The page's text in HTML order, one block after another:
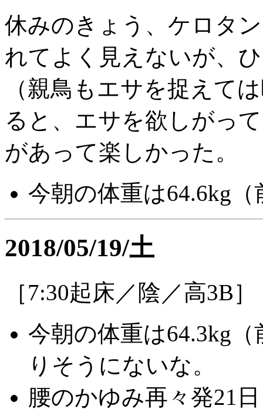
休みのきょう、ケロタ
れてよく見えないが、
（親鳥もエサを捉えて
ると、エサを欲しがっ
があって楽しかった。
今朝の体重は64.6kg（
2018/05/19/土
［7:30起床／陰／高3B］
今朝の体重は64.3kg
りそうにないな。
腰のかゆみ再々発21